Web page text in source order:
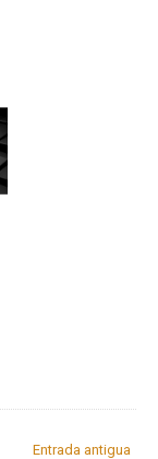
Entrada antigua